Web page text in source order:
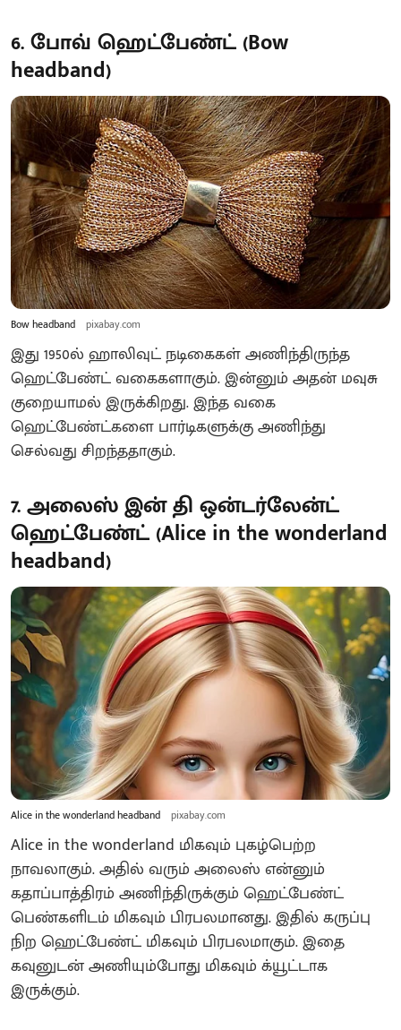
6. போவ் ஹெட்பேண்ட் (Bow
headband)
Bow headband pixabay.com
இது 1950ல் ஹாலிவுட் நடிகைகள் அணிந்திருந்த
ஹெட்பேண்ட் வகைகளாகும். இன்னும் அதன் மவுசு
குறையாமல் இருக்கிறது. இந்த வகை
ஹெட்பேண்ட்களை பார்டிகளுக்கு அணிந்து
செல்வது சிறந்ததாகும்.
7. அலைஸ் இன் தி ஒன்டர்லேன்ட்
ஹெட்பேண்ட் (Alice in the wonderland
headband)
Alice in the wonderland headband pixabay.com
Alice in the wonderland மிகவும் புகழ்பெற்ற
நாவலாகும். அதில் வரும் அலைஸ் என்னும்
கதாப்பாத்திரம் அணிந்திருக்கும் ஹெட்பேண்ட்
பெண்களிடம் மிகவும் பிரபலமானது. இதில் கருப்பு
நிற ஹெட்பேண்ட் மிகவும் பிரபலமாகும். இதை
கவுனுடன் அணியும்போது மிகவும் க்யூட்டாக
இருக்கும்.